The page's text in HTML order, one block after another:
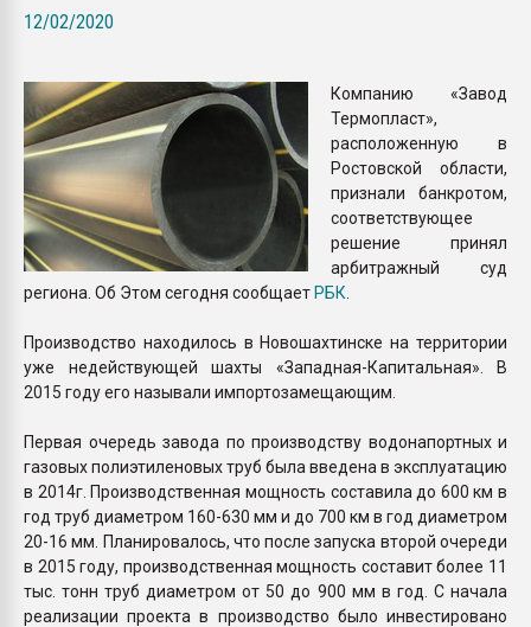
ПЕРЕЙТИ НА
12/02/2020
Компанию «Завод
Термопласт»,
расположенную в
Ростовской области,
признали банкротом,
соответствующее
решение принял
арбитражный суд
региона. Об Этом сегодня сообщаетРБК
Производство находилось в Новошахтинске на территории
уже недействующей шахты «Западная-Капитальная». В
2015 году его называли импортозамещающим.
Первая очередь завода по производству водонапортных и
газовых полиэтиленовых труб была введена в эксплуатацию
в 2014г. Производственная мощность составила до 600 км в
год труб диаметром 160-630 мм и до 700 км в год диаметром
20-16 мм. Планировалось, что после запуска второй очереди
в 2015 году, производственная мощность составит более 11
тыс. тонн труб диаметром от 50 до 900 мм в год. С начала
реализации проекта в производство было инвестировано